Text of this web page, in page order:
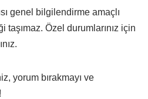
genel bilgilendirme amaçlı
Özel durumlarınız için
yorum bırakmayı ve